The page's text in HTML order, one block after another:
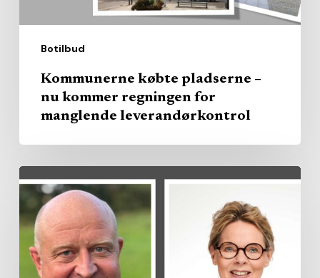
Botilbud
Kommunerne købte pladserne –
nu kommer regningen for
manglende leverandørkontrol
Region
køber
privat
kapacitet